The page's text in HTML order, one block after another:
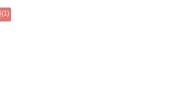
(1)